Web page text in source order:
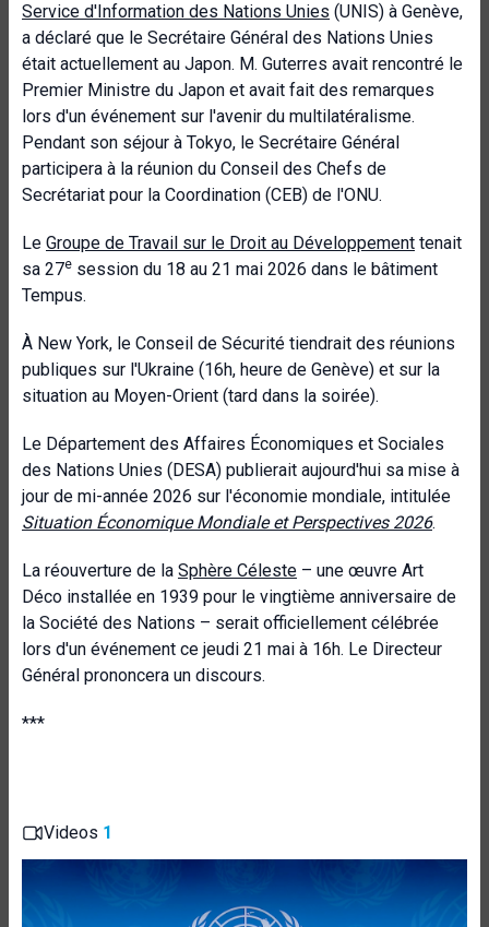
Service d'Information des Nations Unies (UNIS) à Genève,
a déclaré que le Secrétaire Général des Nations Unies
était actuellement au Japon. M. Guterres avait rencontré le
Premier Ministre du Japon et avait fait des remarques
lors d'un événement sur l'avenir du multilatéralisme.
Pendant son séjour à Tokyo, le Secrétaire Général
participera à la réunion du Conseil des Chefs de
Secrétariat pour la Coordination (CEB) de l'ONU.
Le Groupe de Travail sur le Droit au Développement tenait
sa 27e session du 18 au 21 mai 2026 dans le bâtiment
Tempus.
À New York, le Conseil de Sécurité tiendrait des réunions
publiques sur l'Ukraine (16h, heure de Genève) et sur la
situation au Moyen-Orient (tard dans la soirée).
Le Département des Affaires Économiques et Sociales
des Nations Unies (DESA) publierait aujourd'hui sa mise à
jour de mi-année 2026 sur l'économie mondiale, intitulée
Situation Économique Mondiale et Perspectives 2026.
La réouverture de la Sphère Céleste – une œuvre Art
Déco installée en 1939 pour le vingtième anniversaire de
la Société des Nations – serait officiellement célébrée
lors d'un événement ce jeudi 21 mai à 16h. Le Directeur
Général prononcera un discours.
***
Videos 1